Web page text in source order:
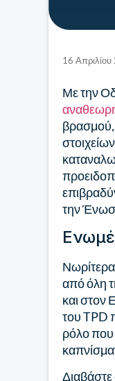
16
Με την
βρασμού,
την
από όλη
και στον
του TPD
ρόλο που
Διαβάστε